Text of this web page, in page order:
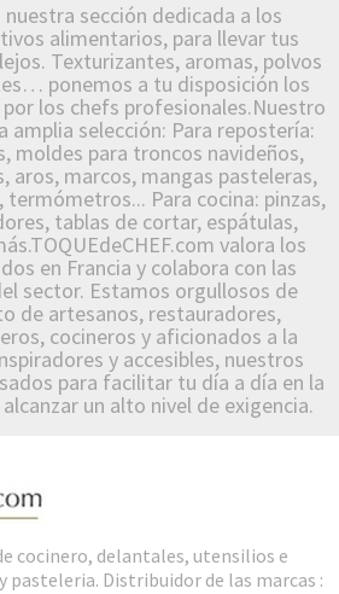
sección dedicada a los
alimentarios, para llevar tus
Texturizantes, aromas, polvos
ponemos a tu disposición los
los chefs profesionales.Nuestro
amplia selección: Para repostería:
moldes para troncos navideños,
aros, marcos, mangas pasteleras,
termómetros... Para cocina: pinzas,
tablas de cortar, espátulas,
valora los
en Francia y colabora con las
sector. Estamos orgullosos de
de artesanos, restauradores,
cocineros y aficionados a la
y accesibles, nuestros
para facilitar tu día a día en la
un alto nivel de exigencia.
cocinero, delantales, utensilios e
pasteleria. Distribuidor de las marcas :